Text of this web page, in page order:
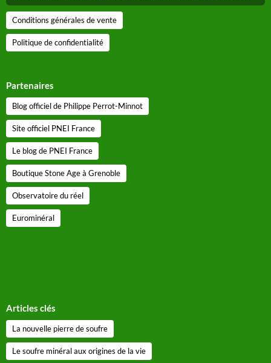
Conditions générales de vente
Politique de confidentialité
Partenaires
Blog officiel de Philippe Perrot-Minnot
Site officiel PNEI France
Le blog de PNEI France
Boutique Stone Age à Grenoble
Observatoire du réel
Eurominéral
Articles clés
La nouvelle pierre de soufre
Le soufre minéral aux origines de la vie